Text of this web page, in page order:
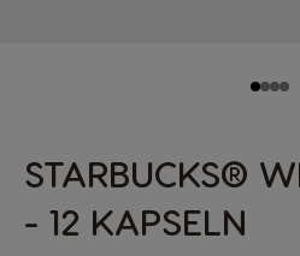
STARBUCKS®
- 12 KAPSELN